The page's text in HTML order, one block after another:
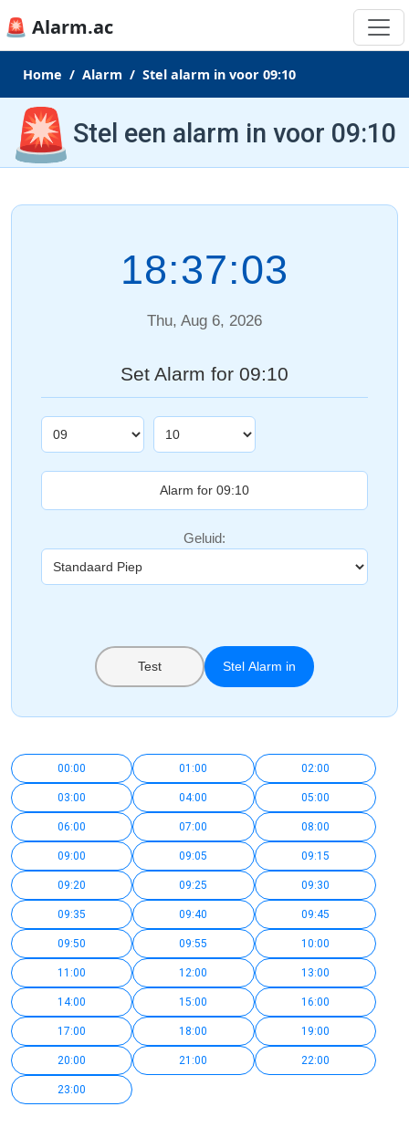
🚨 Alarm.ac
Home Alarm Stel alarm in voor 09:10
🚨 Stel een alarm in voor 09:10
18:37:03
Thu, Aug 6, 2026
Set Alarm for 09:10
Geluid:
Test Stel Alarm in
00:00 01:00 02:00
03:00 04:00 05:00
06:00 07:00 08:00
09:00 09:05 09:15
09:20 09:25 09:30
09:35 09:40 09:45
09:50 09:55 10:00
11:00 12:00 13:00
14:00 15:00 16:00
17:00 18:00 19:00
20:00 21:00 22:00
23:00